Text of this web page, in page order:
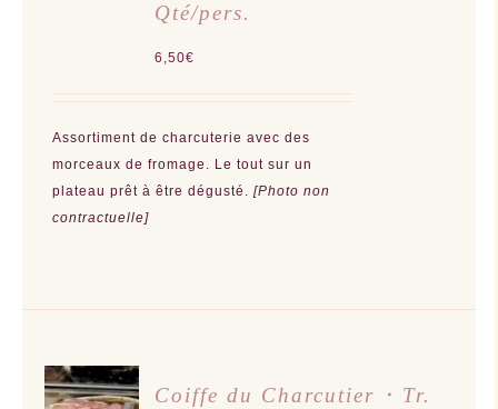
Qté/pers.
6,50€
Assortiment de charcuterie avec des
morceaux de fromage. Le tout sur un
plateau prêt à être dégusté.[Photo non
contractuelle]
AJOUTER
AU
Coiffe du Charcutier ･ Tr.